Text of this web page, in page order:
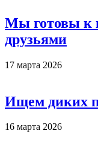
Мы готовы к
друзьями
17 марта 2026
Ищем диких
16 марта 2026